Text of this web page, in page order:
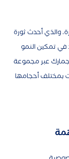
والذي أحدث ثورة
في تمكين النمو
عبر مجموعة
بمختلف أحجامها